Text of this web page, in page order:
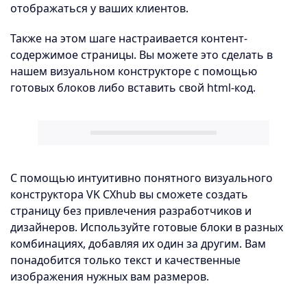
отображаться у ваших клиентов.
Также на этом шаге настраивается контент-
содержимое страницы. Вы можете это сделать в
нашем визуальном конструкторе с помощью
готовых блоков либо вставить свой html-код.
С помощью интуитивно понятного визуального
конструктора VK CXhub вы сможете создать
страницу без привлечения разработчиков и
дизайнеров. Используйте готовые блоки в разных
комбинациях, добавляя их один за другим. Вам
понадобится только текст и качественные
изображения нужных вам размеров.